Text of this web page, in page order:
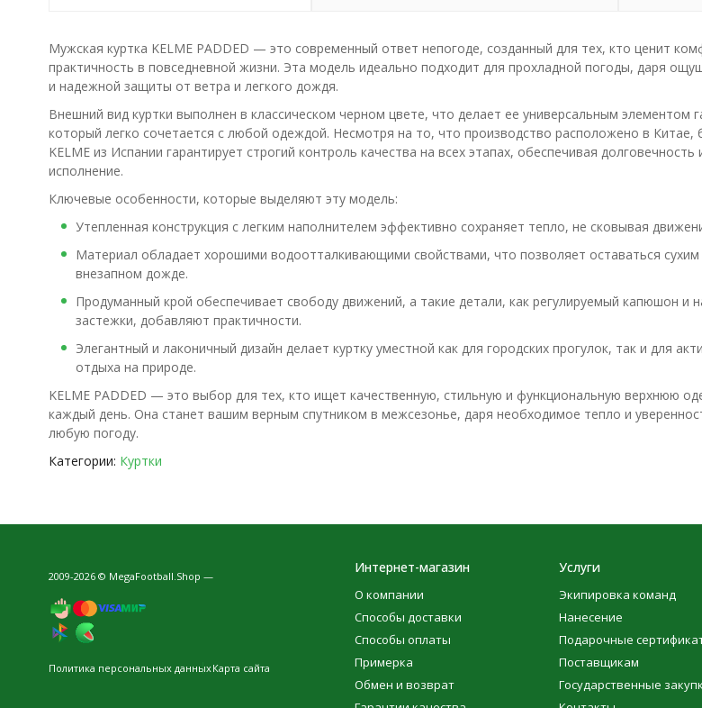
Мужская куртка KELME PADDED — это современный ответ непогоде, созданный для тех, кто ценит
практичность в повседневной жизни. Эта модель идеально подходит для прохладной погоды, даря
и надежной защиты от ветра и легкого дождя.
Внешний вид куртки выполнен в классическом черном цвете, что делает ее универсальным элементом
который легко сочетается с любой одеждой. Несмотря на то, что производство расположено в Китае,
KELME из Испании гарантирует строгий контроль качества на всех этапах, обеспечивая долговечность
исполнение.
Ключевые особенности, которые выделяют эту модель:
Утепленная конструкция с легким наполнителем эффективно сохраняет тепло, не сковывая
Материал обладает хорошими водоотталкивающими свойствами, что позволяет оставаться сухим
внезапном дожде.
Продуманный крой обеспечивает свободу движений, а такие детали, как регулируемый капюшон и
застежки, добавляют практичности.
Элегантный и лаконичный дизайн делает куртку уместной как для городских прогулок, так и для
отдыха на природе.
KELME PADDED — это выбор для тех, кто ищет качественную, стильную и функциональную верхнюю
каждый день. Она станет вашим верным спутником в межсезонье, даря необходимое тепло и
любую погоду.
Категории: Куртки
2009-2026 © MegaFootball.Shop —
Политика персональных данныхКарта сайта
Интернет-магазин
О компании
Способы доставки
Способы оплаты
Примерка
Обмен и возврат
Услуги
Экипировка команд
Нанесение
Подарочные
Поставщикам
Государственные